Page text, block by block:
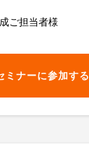
ご担当者様
ミナーに参加する